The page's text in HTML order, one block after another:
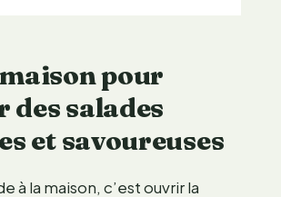
pour
des salades
et savoureuses
à la maison, c’est ouvrir la